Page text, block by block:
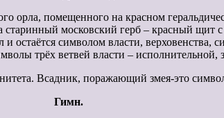
орла, помещенного на красном
московский герб – красный щит
остаётся символом власти, верховенства,
трёх ветвей власти – исполнительной,
Всадник, поражающий змея-это
Гимн.